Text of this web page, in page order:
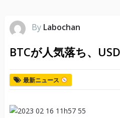
By Labochan
BTCが人気落ち、
最新ニュース